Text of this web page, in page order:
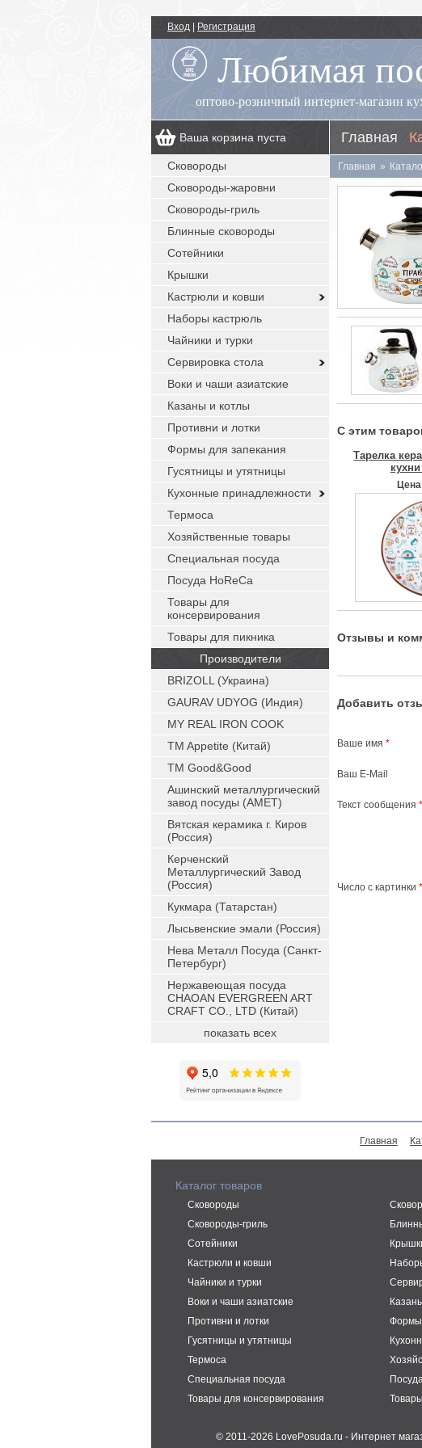
Вход Регистрация
Любимая
оптово-розничный интернет-магазин
Ваша корзина пуста
+7 (495) 518-55-89
заказы с сайта: круглосуточно без
Главная
Главная »
С этим
Тарелка
Отзывы и
Добавить
Ваше имя *
Ваш E-Mail
Текст сообщения *
Число с картинки *
Сковороды
Сковороды-жаровни
Сковороды-гриль
Блинные сковороды
Сотейники
Крышки
Кастрюли и ковши
Наборы кастрюль
Чайники и турки
Сервировка стола
Воки и чаши азиатские
Казаны и котлы
Противни и лотки
Формы для запекания
Гусятницы и утятницы
Кухонные принадлежности
Термоса
Хозяйственные товары
Специальная посуда
Посуда HoReCa
Товары для
консервирования
Товары для пикника
Производители
BRIZOLL (Украина)
GAURAV UDYOG (Индия)
MY REAL IRON COOK
TM Appetite (Китай)
TM Good&Good
Ашинский металлургический
завод посуды (АМЕТ)
Вятская керамика г. Киров
(Россия)
Керченский
Металлургический Завод
(Россия)
Кукмара (Татарстан)
Лысьвенские эмали (Россия)
Нева Металл Посуда (Санкт-
Петербург)
Нержавеющая посуда
CHAOAN EVERGREEN ART
CRAFT CO., LTD (Китай)
показать всех
Главная
Каталог товаров
Сковороды
Сковороды-гриль
Сотейники
Кастрюли и ковши
Чайники и турки
Воки и чаши азиатские
Противни и лотки
Формы
Гусятницы и утятницы
Термоса
Специальная посуда
Товары для консервирования
© 2011-2026 LovePosuda.ru - Интернет